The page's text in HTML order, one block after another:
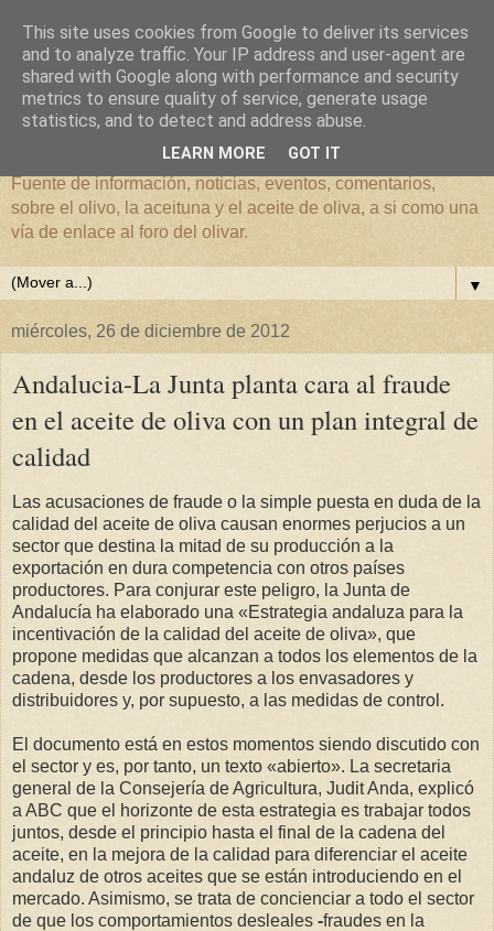
El mundo del Olivar
Fuente de información, noticias, eventos, comentarios,
sobre el olivo, la aceituna y el aceite de oliva, a si como una
vía de enlace al foro del olivar.
▼
miércoles, 26 de diciembre de 2012
Andalucia-La Junta planta cara al fraude
en el aceite de oliva con un plan integral de
calidad
Las acusaciones de fraude o la simple puesta en duda de la
calidad del aceite de oliva causan enormes perjucios a un
sector que destina la mitad de su producción a la
exportación en dura competencia con otros países
productores. Para conjurar este peligro, la Junta de
Andalucía ha elaborado una «Estrategia andaluza para la
incentivación de la calidad del aceite de oliva», que
propone medidas que alcanzan a todos los elementos de la
cadena, desde los productores a los envasadores y
distribuidores y, por supuesto, a las medidas de control.
El documento está en estos momentos siendo discutido con
el sector y es, por tanto, un texto «abierto». La secretaria
general de la Consejería de Agricultura, Judit Anda, explicó
a ABC que el horizonte de esta estrategia es trabajar todos
juntos, desde el principio hasta el final de la cadena del
aceite, en la mejora de la calidad para diferenciar el aceite
andaluz de otros aceites que se están introduciendo en el
mercado. Asimismo, se trata de concienciar a todo el sector
de que los comportamientos desleales -fraudes en la
This site uses cookies from Google to deliver its services
and to analyze traffic. Your IP address and user-agent are
shared with Google along with performance and security
metrics to ensure quality of service, generate usage
statistics, and to detect and address abuse.
LEARN MORE GOT IT